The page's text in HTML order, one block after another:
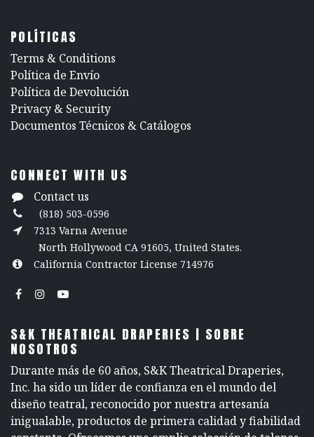
POLÍTICAS
​Terms & Conditions
Política de Envío
Política de Devolución
​Privacy & Security
​Documentos Técnicos & Catálogos
CONNECT WITH US
Contact us
(818) 503-0596
7313 Varna Avenue
North Hollywood CA 91605, United States.
California Contractor License 714976
S&K THEATRICAL DRAPERIES | SOBRE
NOSOTROS
Durante más de 60 años, S&K Theatrical Draperies,
Inc. ha sido un líder de confianza en el mundo del
diseño teatral, reconocido por nuestra artesanía
inigualable, productos de primera calidad y fiabilidad